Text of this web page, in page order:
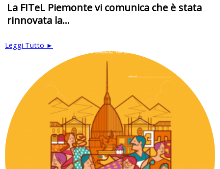
La FITeL Piemonte vi comunica che è stata
rinnovata la...
Leggi Tutto ►